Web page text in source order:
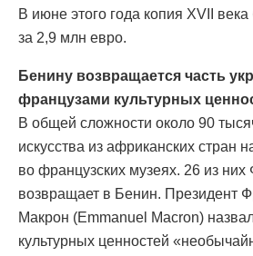
В июне этого года копия XVII
за 2,9 млн евро.
Бенину возвращается часть
французами культурных
В общей сложности около 90
искусства из африканских стран
во французских музеях. 26 из
возвращает в Бенин. Президент
Макрон (Emmanuel Macron)
культурных ценностей